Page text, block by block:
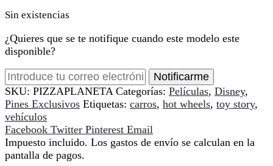
Sin existencias
¿Quieres que se te notifique cuando este modelo este
disponible?
Notificarme
SKU: PIZZAPLANETA Categorías: Películas, Disney,
Pines Exclusivos Etiquetas: carros, hot wheels, toy story,
vehículos
Compartir
Facebook Twitter Pinterest Email
Impuesto incluido. Los gastos de envío se calculan en la
pantalla de pagos.